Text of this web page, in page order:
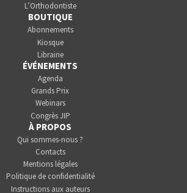
L’Orthodontiste
BOUTIQUE
Abonnements
Kiosque
Librairie
ÉVÉNEMENTS
Agenda
Grands Prix
Webinars
Congrès JIP
À PROPOS
Qui sommes-nous ?
Contacts
Mentions légales
Politique de confidentialité
Instructions aux auteurs